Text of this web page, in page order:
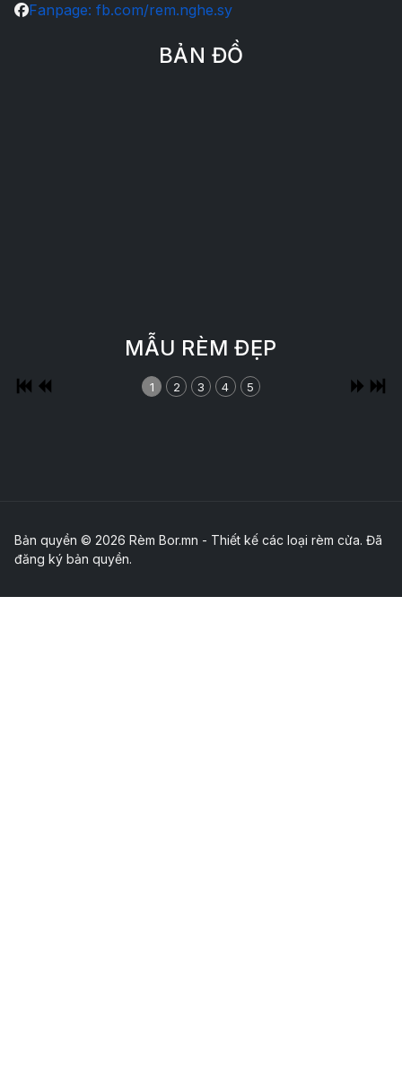
Fanpage: fb.com/rem.nghe.sy
BẢN ĐỒ
MẪU RÈM ĐẸP
1 2 3 4 5
Bản quyền © 2026 Rèm Bor.mn - Thiết kế các loại rèm cửa. Đã
đăng ký bản quyền.